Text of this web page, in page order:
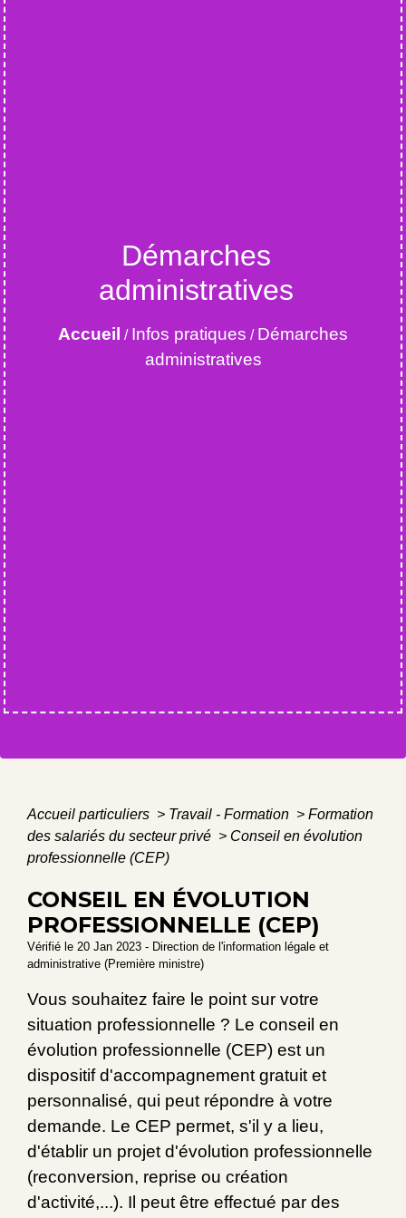
Démarches
administratives
Accueil / Infos pratiques / Démarches
administratives
Accueil particuliers > Travail - Formation > Formation
des salariés du secteur privé > Conseil en évolution
professionnelle (CEP)
CONSEIL EN ÉVOLUTION
PROFESSIONNELLE (CEP)
Vérifié le 20 Jan 2023 - Direction de l'information légale et
administrative (Première ministre)
Vous souhaitez faire le point sur votre
situation professionnelle ? Le conseil en
évolution professionnelle (CEP) est un
dispositif d'accompagnement gratuit et
personnalisé, qui peut répondre à votre
demande. Le CEP permet, s'il y a lieu,
d'établir un projet d'évolution professionnelle
(reconversion, reprise ou création
d'activité,...). Il peut être effectué par des